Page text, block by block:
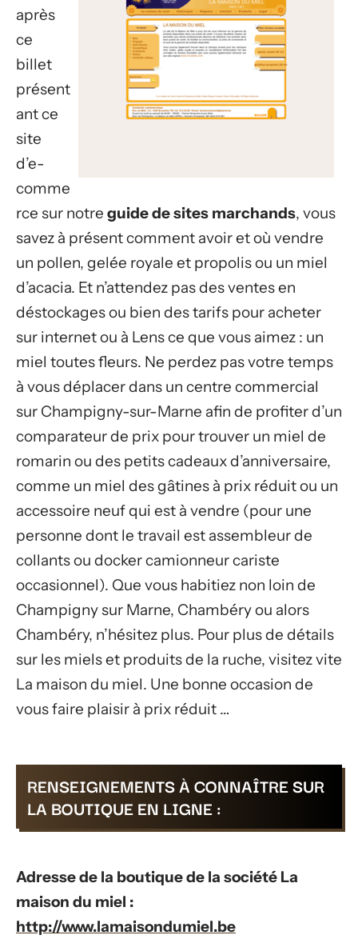
après
ce
billet
présent
ant ce
site
d’e-
comme
rce sur notre guide de sites marchands, vous
savez à présent comment avoir et où vendre
un pollen, gelée royale et propolis ou un miel
d’acacia. Et n’attendez pas des ventes en
déstockages ou bien des tarifs pour acheter
sur internet ou à Lens ce que vous aimez : un
miel toutes fleurs. Ne perdez pas votre temps
à vous déplacer dans un centre commercial
sur Champigny-sur-Marne afin de profiter d’un
comparateur de prix pour trouver un miel de
romarin ou des petits cadeaux d’anniversaire,
comme un miel des gâtines à prix réduit ou un
accessoire neuf qui est à vendre (pour une
personne dont le travail est assembleur de
collants ou docker camionneur cariste
occasionnel). Que vous habitiez non loin de
Champigny sur Marne, Chambéry ou alors
Chambéry, n’hésitez plus. Pour plus de détails
sur les miels et produits de la ruche, visitez vite
La maison du miel. Une bonne occasion de
vous faire plaisir à prix réduit …
RENSEIGNEMENTS À CONNAÎTRE SUR
LA BOUTIQUE EN LIGNE :
Adresse de la boutique de la société La
maison du miel :
http://www.lamaisondumiel.be